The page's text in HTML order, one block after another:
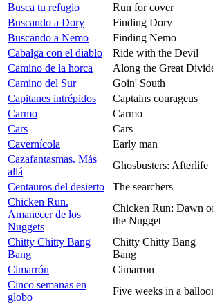
Busca tu refugio
Run for cover
Buscando a Dory
Finding Dory
Buscando a Nemo
Finding Nemo
Cabalga con el diablo
Ride with the Devil
Camino de la horca
Along the Great
Camino del Sur
Goin' South
Capitanes intrépidos
Captains courageus
Carmo
Carmo
Cars
Cars
Cavernícola
Early man
Cazafantasmas. Más
allá
Ghosbusters: Afterlife
Centauros del desierto
The searchers
Chicken Run.
Amanecer de los
Nuggets
Chicken Run: Dawn
the Nugget
Chitty Chitty Bang
Bang
Chitty Chitty Bang
Bang
Cimarrón
Cimarron
Cinco semanas en
globo
Five weeks in a